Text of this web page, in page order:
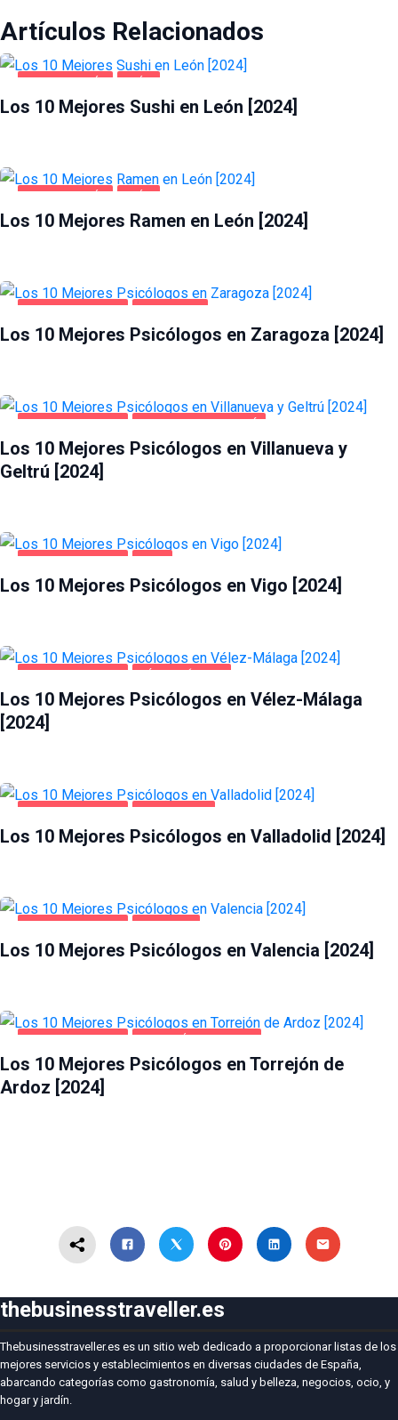
Artículos Relacionados
GASTRONOMÍA LEÓN
Los 10 Mejores Sushi en León [2024]
GASTRONOMÍA LEÓN
Los 10 Mejores Ramen en León [2024]
SALUD Y BELLEZA ZARAGOZA
Los 10 Mejores Psicólogos en Zaragoza [2024]
SALUD Y BELLEZA VILLANUEVA Y GELTRÚ
Los 10 Mejores Psicólogos en Villanueva y
Geltrú [2024]
SALUD Y BELLEZA VIGO
Los 10 Mejores Psicólogos en Vigo [2024]
SALUD Y BELLEZA VÉLEZ-MÁLAGA
Los 10 Mejores Psicólogos en Vélez-Málaga
[2024]
SALUD Y BELLEZA VALLADOLID
Los 10 Mejores Psicólogos en Valladolid [2024]
SALUD Y BELLEZA VALENCIA
Los 10 Mejores Psicólogos en Valencia [2024]
SALUD Y BELLEZA TORREJÓN DE ARDOZ
Los 10 Mejores Psicólogos en Torrejón de
Ardoz [2024]
thebusinesstraveller.es
Thebusinesstraveller.es es un sitio web dedicado a proporcionar listas de los
mejores servicios y establecimientos en diversas ciudades de España,
abarcando categorías como gastronomía, salud y belleza, negocios, ocio, y
hogar y jardín.